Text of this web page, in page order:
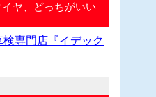
ヤ、どっちがいい
専門店『イデック